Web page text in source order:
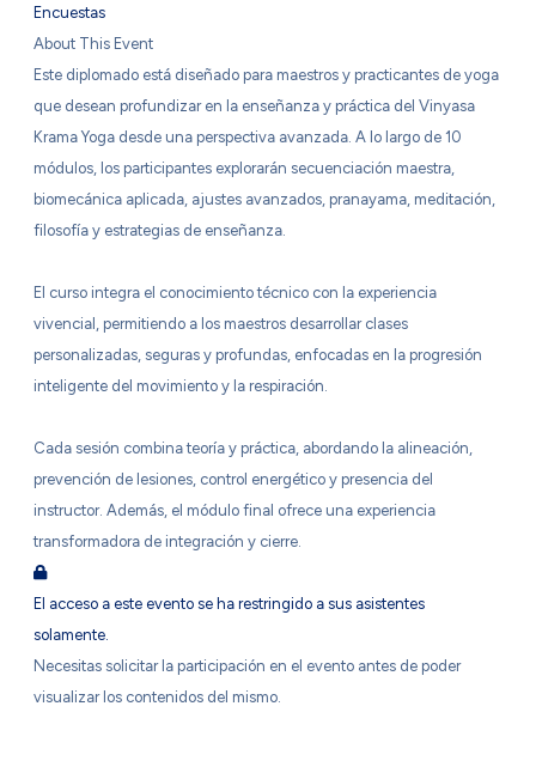
Encuestas
About This Event
Este diplomado está diseñado para maestros y practicantes de yoga
que desean profundizar en la enseñanza y práctica del Vinyasa
Krama Yoga desde una perspectiva avanzada. A lo largo de 10
módulos, los participantes explorarán secuenciación maestra,
biomecánica aplicada, ajustes avanzados, pranayama, meditación,
filosofía y estrategias de enseñanza.
El curso integra el conocimiento técnico con la experiencia
vivencial, permitiendo a los maestros desarrollar clases
personalizadas, seguras y profundas, enfocadas en la progresión
inteligente del movimiento y la respiración.
Cada sesión combina teoría y práctica, abordando la alineación,
prevención de lesiones, control energético y presencia del
instructor. Además, el módulo final ofrece una experiencia
transformadora de integración y cierre.
El acceso a este evento se ha restringido a sus asistentes
solamente.
Necesitas solicitar la participación en el evento antes de poder
visualizar los contenidos del mismo.